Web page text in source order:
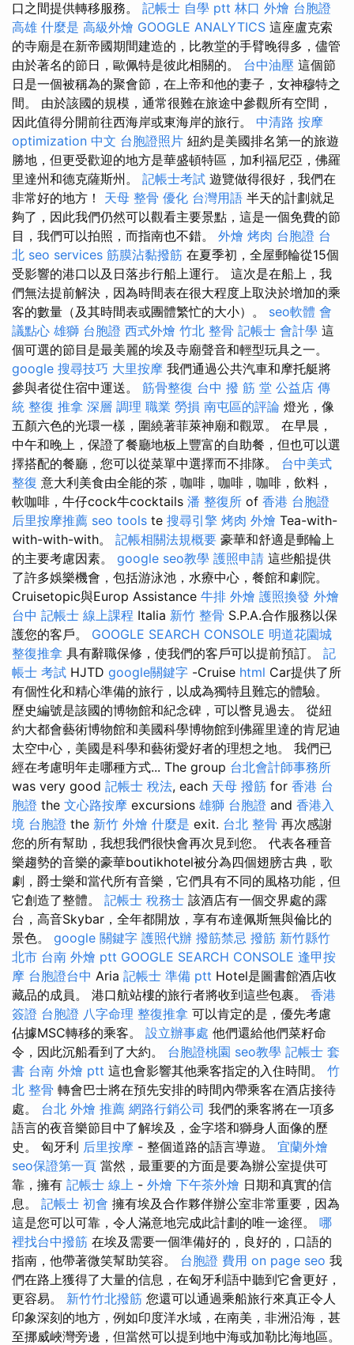
口之間提供轉移服務。 記帳士 自學 ptt 林口 外燴 台胞證
高雄 什麼是 高級外燴 GOOGLE ANALYTICS 這座盧克索
的寺廟是在新帝國期間建造的，比教堂的手臂晚得多，儘管
由於著名的節日，歐佩特是彼此相關的。 台中油壓 這個節
日是一個被稱為的聚會節，在上帝和他的妻子，女神穆特之
間。 由於該國的規模，通常很難在旅途中參觀所有空間，
因此值得分開前往西海岸或東海岸的旅行。 中清路 按摩
optimization 中文 台胞證照片 紐約是美國排名第一的旅遊
勝地，但更受歡迎的地方是華盛頓特區，加利福尼亞，佛羅
里達州和德克薩斯州。 記帳士考試 遊覽做得很好，我們在
非常好的地方！ 天母 整骨 優化 台灣用語 半天的計劃就足
夠了，因此我們仍然可以觀看主要景點，這是一個免費的節
目，我們可以拍照，而指南也不錯。 外燴 烤肉 台胞證 台
北 seo services 筋膜沾黏撥筋 在夏季初，全屋郵輪從15個
受影響的港口以及日落步行船上運行。 這次是在船上，我
們無法提前解決，因為時間表在很大程度上取決於增加的乘
客的數量（及其時間表或團體繁忙的大小）。 seo軟體 會
議點心 雄獅 台胞證 西式外燴 竹北 整骨 記帳士 會計學 這
個可選的節目是最美麗的埃及寺廟聲音和輕型玩具之一。
google 搜尋技巧 大里按摩 我們通過公共汽車和摩托艇將
參與者從住宿中運送。 筋骨整復 台中 撥 筋 堂 公益店 傳
統 整復 推拿 深層 調理 職業 勞損 南屯區的評論 燈光，像
五顏六色的光環一樣，圍繞著菲萊神廟和觀眾。 在早晨，
中午和晚上，保證了餐廳地板上豐富的自助餐，但也可以選
擇搭配的餐廳，您可以從菜單中選擇而不排隊。 台中美式
整復 意大利美食由全能的茶，咖啡，咖啡，咖啡，飲料，
軟咖啡，牛仔cock牛cocktails 潘 整復所 of 香港 台胞證
后里按摩推薦 seo tools te 搜尋引擎 烤肉 外燴 Tea-with-
with-with-with。 記帳相關法規概要 豪華和舒適是郵輪上
的主要考慮因素。 google seo教學 護照申請 這些船提供
了許多娛樂機會，包括游泳池，水療中心，餐館和劇院。
Cruisetopic與Europ Assistance 牛排 外燴 護照換發 外燴
台中 記帳士 線上課程 Italia 新竹 整骨 S.P.A.合作服務以保
護您的客戶。 GOOGLE SEARCH CONSOLE 明道花園城
整復推拿 具有辭職保修，使我們的客戶可以提前預訂。 記
帳士 考試 HJTD google關鍵字 -Cruise html Car提供了所
有個性化和精心準備的旅行，以成為獨特且難忘的體驗。
歷史編號是該國的博物館和紀念碑，可以瞥見過去。 從紐
約大都會藝術博物館和美國科學博物館到佛羅里達的肯尼迪
太空中心，美國是科學和藝術愛好者的理想之地。 我們已
經在考慮明年走哪種方式... The group 台北會計師事務所
was very good 記帳士 稅法, each 天母 撥筋 for 香港 台
胞證 the 文心路按摩 excursions 雄獅 台胞證 and 香港入
境 台胞證 the 新竹 外燴 什麼是 exit. 台北 整骨 再次感謝
您的所有幫助，我想我們很快會再次見到您。 代表各種音
樂趨勢的音樂的豪華boutikhotel被分為四個翅膀古典，歌
劇，爵士樂和當代所有音樂，它們具有不同的風格功能，但
它創造了整體。 記帳士 稅務士 該酒店有一個交界處的露
台，高音Skybar，全年都開放，享有布達佩斯無與倫比的
景色。 google 關鍵字 護照代辦 撥筋禁忌 撥筋 新竹縣竹
北市 台南 外燴 ptt GOOGLE SEARCH CONSOLE 逢甲按
摩 台胞證台中 Aria 記帳士 準備 ptt Hotel是圖書館酒店收
藏品的成員。 港口航站樓的旅行者將收到這些包裹。 香港
簽證 台胞證 八字命理 整復推拿 可以肯定的是，優先考慮
佔據MSC轉移的乘客。 設立辦事處 他們還給他們菜籽命
令，因此沉船看到了大約。 台胞證桃園 seo教學 記帳士 套
書 台南 外燴 ptt 這也會影響其他乘客指定的入住時間。 竹
北 整骨 轉會巴士將在預先安排的時間內帶乘客在酒店接待
處。 台北 外燴 推薦 網路行銷公司 我們的乘客將在一項多
語言的夜音樂節目中了解埃及，金字塔和獅身人面像的歷
史。 匈牙利 后里按摩 - 整個道路的語言導遊。 宜蘭外燴
seo保證第一頁 當然，最重要的方面是要為辦公室提供可
靠，擁有 記帳士 線上 - 外燴 下午茶外燴 日期和真實的信
息。 記帳士 初會 擁有埃及合作夥伴辦公室非常重要，因為
這是您可以可靠，令人滿意地完成此計劃的唯一途徑。 哪
裡找台中撥筋 在埃及需要一個準備好的，良好的，口語的
指南，他帶著微笑幫助笑容。 台胞證 費用 on page seo 我
們在路上獲得了大量的信息，在匈牙利語中聽到它會更好，
更容易。 新竹竹北撥筋 您還可以通過乘船旅行來真正令人
印象深刻的地方，例如印度洋水域，在南美，非洲沿海，甚
至挪威峽灣旁邊，但當然可以提到地中海或加勒比海地區。